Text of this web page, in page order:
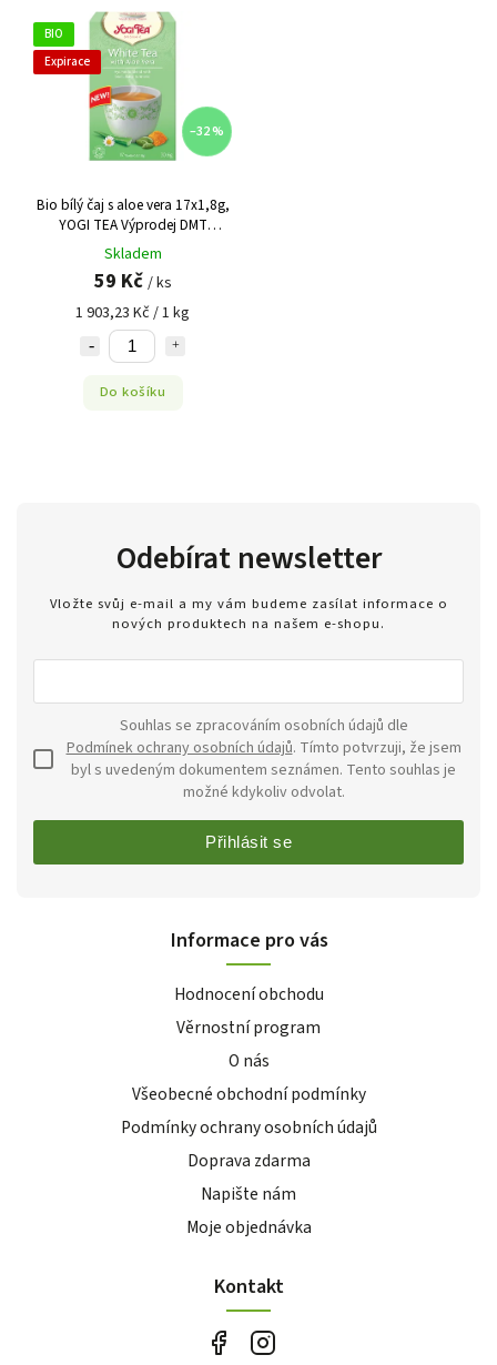
Nejlevnější
Nejdražší
Abecedně
BIO
Expirace
–32 %
Bio bílý čaj s aloe vera 17x1,8g,
YOGI TEA Výprodej DMT
05/2024
Skladem
59 Kč / ks
1 903,23 Kč / 1 kg
Do košíku
Odebírat newsletter
Vložte svůj e-mail a my vám budeme zasílat informace o
nových produktech na našem e-shopu.
Podmínek ochrany osobních údajů. Tímto potvrzuji, že jsem
byl s uvedeným dokumentem seznámen. Tento souhlas je
možné kdykoliv odvolat.
Přihlásit se
Informace pro vás
Hodnocení obchodu
Věrnostní program
O nás
Všeobecné obchodní podmínky
Podmínky ochrany osobních údajů
Doprava zdarma
Napište nám
Moje objednávka
Kontakt